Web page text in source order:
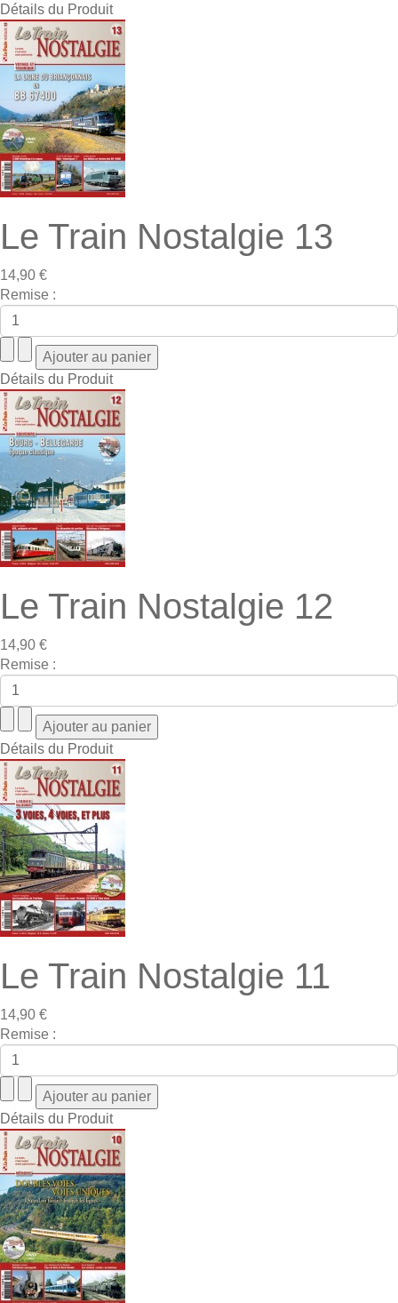
Détails du Produit
Le Train Nostalgie 13
14,90 €
Remise :
Détails du Produit
Le Train Nostalgie 12
14,90 €
Remise :
Détails du Produit
Le Train Nostalgie 11
14,90 €
Remise :
Détails du Produit